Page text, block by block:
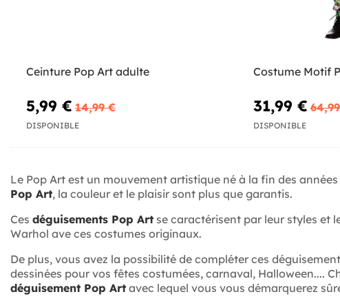
Ceinture Pop Art adulte
5,99 € 14,99 €
DISPONIBLE
Costume Motif
31,99 €
DISPONIBLE
Le Pop Art est un mouvement artistique né à la fin des
Pop Art, la couleur et le plaisir sont plus que garantis.
Ces déguisements Pop Art se caractérisent par leur styles et
Warhol ave ces costumes originaux.
De plus, vous avez la possibilité de compléter ces
dessinées pour vos fêtes costumées, carnaval, Halloween....
déguisement Pop Art avec lequel vous vous démarquerez